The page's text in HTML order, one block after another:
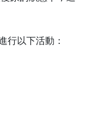
行以下活動：